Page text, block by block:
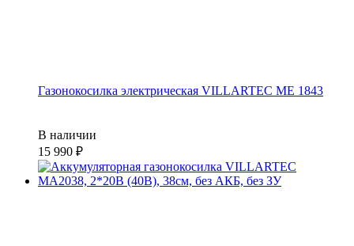
Газонокосилка электрическая VILLARTEC ME 1843
В наличии
15 990